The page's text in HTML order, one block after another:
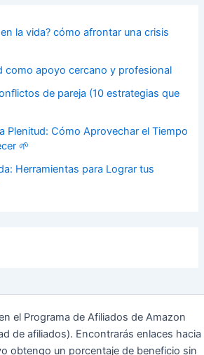
la vida? cómo afrontar una crisis
como apoyo cercano y profesional
de pareja (10 estrategias que
Plenitud: Cómo Aprovechar el Tiempo
🌱
Herramientas para Lograr tus
el Programa de Afiliados de Amazon
de afiliados). Encontrarás enlaces hacia
obtengo un porcentaje de beneficio sin